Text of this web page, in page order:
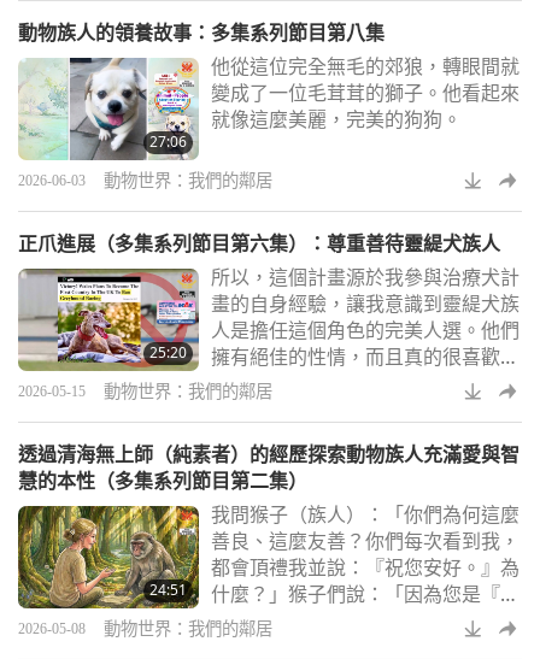
物種只能生存在離岸島嶼及無掠食者
圍欄保護區。
動物族人的領養故事：多集系列節目第八集
27:06
他從這位完全無毛的郊狼，轉眼間就
變成了一位毛茸茸的獅子。他看起來
就像這麼美麗，完美的狗狗。
2026-06-03 動物世界：我們的鄰居
正爪進展（多集系列節目第六集）：尊重善待靈緹犬族人
25:20
所以，這個計畫源於我參與治療犬計
畫的自身經驗，讓我意識到靈緹犬族
人是擔任這個角色的完美人選。他們
擁有絕佳的性情，而且真的很喜歡結
識新朋友。這讓您感到開心嗎？噢，
們非常美麗。我一直都很愛動物，看
到他們真的很好。我們看到有些人幾
乎無法說話，你知道，當狗族人來訪
時，他們會說出一週中唯一的一句
話。
2026-05-15 動物世界：我們的鄰居
透過清海無上師（純素者）的經歷探索動物族人充滿愛與智
慧的本性（多集系列節目第二集）
24:51
我問猴子（族人）：「你們為何這麼
善良、這麼友善？你們每次看到我，
都會頂禮我並說：『祝您安好。』為
什麼？」猴子們說：「因為您是『值
得的唯一』。」（哇。）我說：「誰
2026-05-08 動物世界：我們的鄰居